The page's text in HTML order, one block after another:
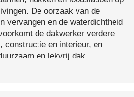
De oorzaak van de
vervangen en de waterdichtheid
de dakwerker verdere
constructie en interieur, en
en lekvrij dak.